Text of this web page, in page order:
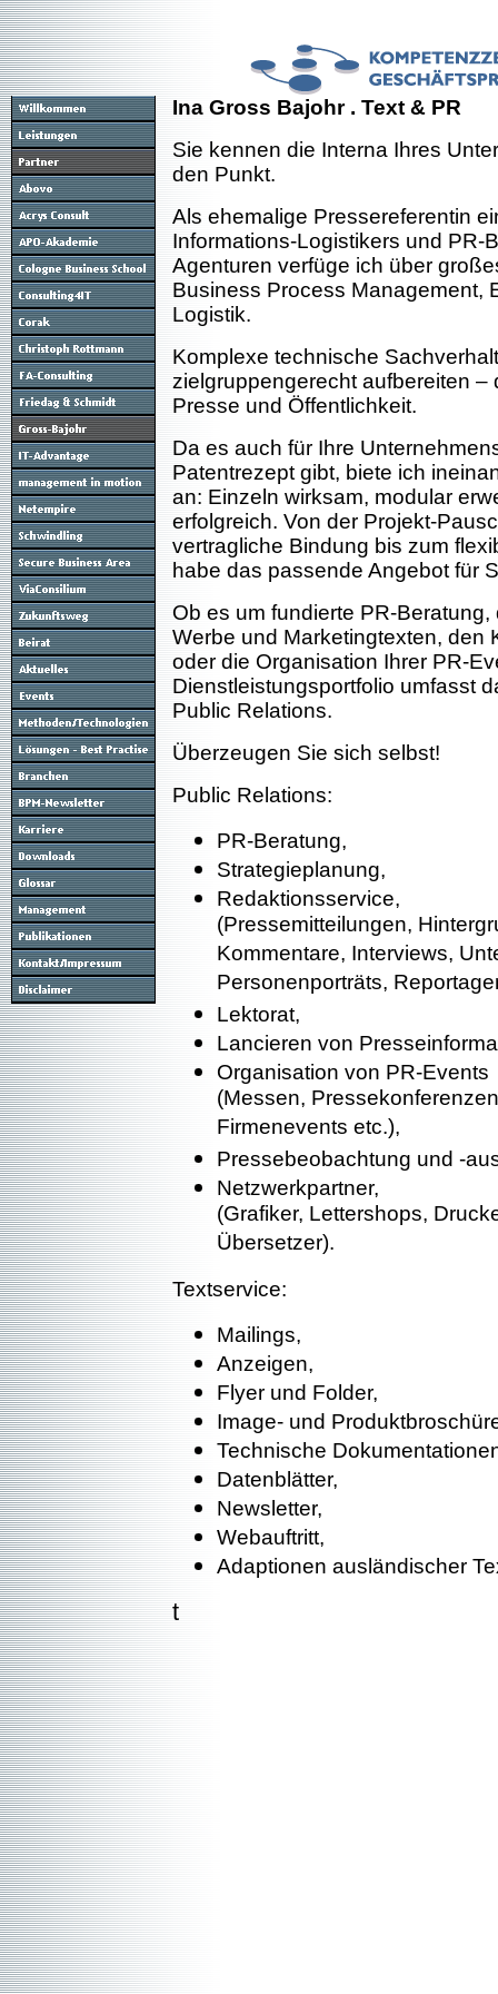
Ina Gross Bajohr . Text & PR
Sie kennen die Interna Ihres
den Punkt.
Als ehemalige Pressereferentin
Informations-Logistikers und PR-
Agenturen verfüge ich über
Business Process Management,
Logistik.
Komplexe technische
zielgruppengerecht aufbereiten –
Presse und Öffentlichkeit.
Da es auch für Ihre
Patentrezept gibt, biete ich
an: Einzeln wirksam, modular
erfolgreich. Von der Projekt-
vertragliche Bindung bis zum
habe das passende Angebot für
Ob es um fundierte PR-
Werbe und Marketingtexten, den
oder die Organisation Ihrer PR-
Dienstleistungsportfolio umfasst
Public Relations.
Überzeugen Sie sich selbst!
Public Relations:
PR-Beratung,
Strategieplanung,
Redaktionsservice,
(Pressemitteilungen,
Kommentare, Interviews,
Personenporträts,
Lektorat,
Lancieren von
Organisation von PR-Events
(Messen,
Firmenevents etc.),
Pressebeobachtung und -
Netzwerkpartner,
(Grafiker, Lettershops,
Übersetzer).
Textservice:
Mailings,
Anzeigen,
Flyer und Folder,
Image- und
Technische
Datenblätter,
Newsletter,
Webauftritt,
Adaptionen ausländischer
t